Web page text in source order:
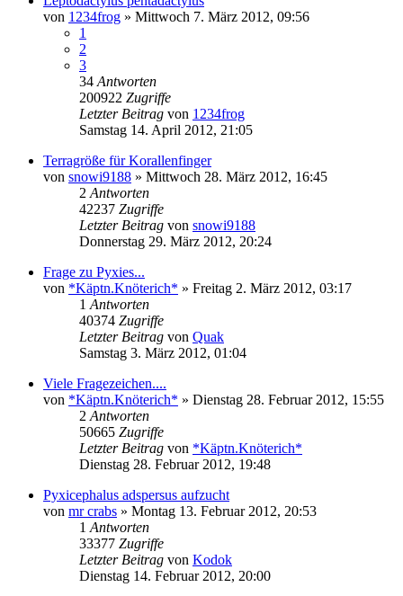
von 1234frog » Mittwoch 7. März 2012, 09:56
1
2
3
34 Antworten
200922 Zugriffe
Letzter Beitrag von 1234frog
Samstag 14. April 2012, 21:05
Terragröße für Korallenfinger
von snowi9188 » Mittwoch 28. März 2012, 16:45
2 Antworten
42237 Zugriffe
Letzter Beitrag von snowi9188
Donnerstag 29. März 2012, 20:24
Frage zu Pyxies...
von *Käptn.Knöterich* » Freitag 2. März 2012, 03:17
1 Antworten
40374 Zugriffe
Letzter Beitrag von Quak
Samstag 3. März 2012, 01:04
Viele Fragezeichen....
von *Käptn.Knöterich* » Dienstag 28. Februar 2012, 15:55
2 Antworten
50665 Zugriffe
Letzter Beitrag von *Käptn.Knöterich*
Dienstag 28. Februar 2012, 19:48
Pyxicephalus adspersus aufzucht
von mr crabs » Montag 13. Februar 2012, 20:53
1 Antworten
33377 Zugriffe
Letzter Beitrag von Kodok
Dienstag 14. Februar 2012, 20:00